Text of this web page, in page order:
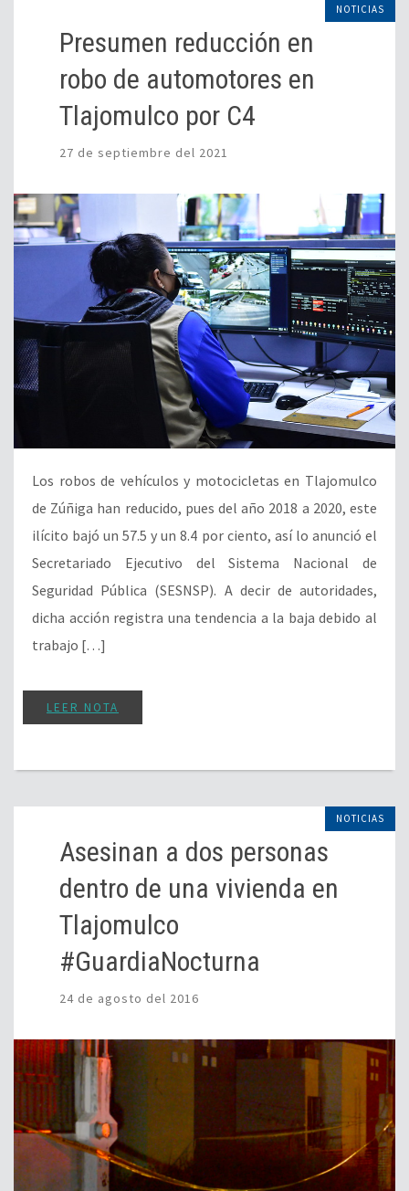
NOTICIAS
Presumen reducción en
robo de automotores en
Tlajomulco por C4
27 de septiembre del 2021
Los robos de vehículos y motocicletas en Tlajomulco
de Zúñiga han reducido, pues del año 2018 a 2020, este
ilícito bajó un 57.5 y un 8.4 por ciento, así lo anunció el
Secretariado Ejecutivo del Sistema Nacional de
Seguridad Pública (SESNSP). A decir de autoridades,
dicha acción registra una tendencia a la baja debido al
trabajo […]
LEER NOTA
NOTICIAS
Asesinan a dos personas
dentro de una vivienda en
Tlajomulco
#GuardiaNocturna
24 de agosto del 2016